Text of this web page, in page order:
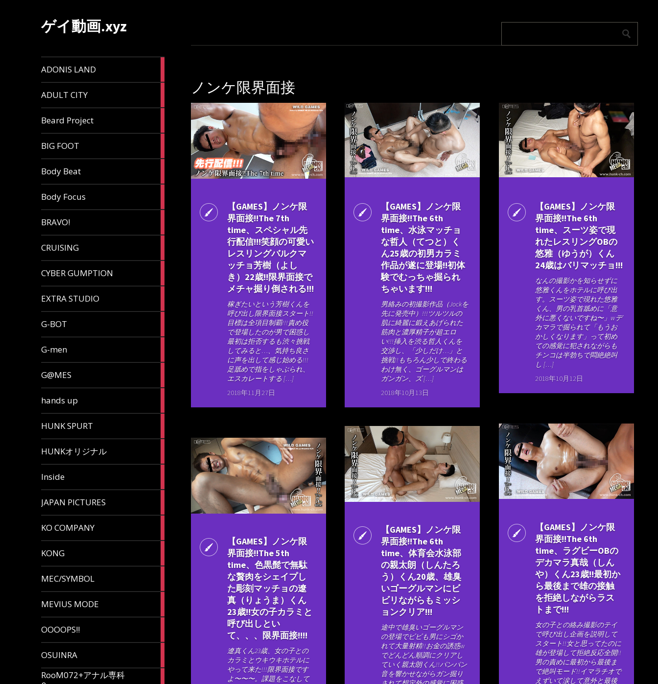
ゲイ動画.xyz
ADONIS LAND
ADULT CITY
Beard Project
BIG FOOT
Body Beat
Body Focus
BRAVO!
CRUISING
CYBER GUMPTION
EXTRA STUDIO
G-BOT
G-men
G@MES
hands up
HUNK SPURT
HUNKオリジナル
Inside
JAPAN PICTURES
KO COMPANY
KONG
MEC/SYMBOL
MEVIUS MODE
OOOOPS!!
OSUINRA
RooM072+アナル専科
ノンケ限界面接
【GAMES】ノンケ限
界面接!!The 7th
time、スペシャル先
行配信!!!笑顔の可愛い
レスリングバルクマ
ッチョ芳樹（よし
き）22歳!!限界面接で
メチャ掘り倒される!!!
稼ぎたいという芳樹くんを
呼び出し限界面接スタート!!
目標は全項目制覇!!!責め役
で登場したのが男で困惑し
最初は拒否するも渋々挑戦
してみると…、気持ち良さ
に声を出して感じ始める!!!
足舐めで指をしゃぶられ、
エスカレートする […]
2018年11月27日
【GAMES】ノンケ限
界面接!!The 6th
time、水泳マッチョ
な哲人（てつと）く
ん25歳の初男カラミ
作品が遂に登場!!初体
験でむっちゃ掘られ
ちゃいます!!!
男絡みの初撮影作品（Jockを
先に発売中）!!!ツルツルの
肌に綺麗に鍛えあげられた
筋肉と濃厚精子が超エロ
い!!!挿入を渋る哲人くんを
交渉し、「少しだけ…」と
挑戦!!もちろん少しで終わる
わけ無く、ゴーグルマンは
ガンガン、ズ […]
2018年10月13日
【GAMES】ノンケ限
界面接!!The 6th
time、スーツ姿で現
れたレスリングOBの
悠雅（ゆうが）くん
24歳はバリマッチョ!!!
なんの撮影かを知らせずに
悠雅くんをホテルに呼び出
す。スーツ姿で現れた悠雅
くん、男の乳首舐めに「意
外に悪くないですね〜」wデ
カマラで掘られて「もうお
かしくなります」って初め
ての感覚に犯されながらも
チンコは半勃ちで悶絶絶叫
し […]
2018年10月12日
【GAMES】ノンケ限
界面接!!The 6th
time、ラグビーOBの
デカマラ真哉（しん
や）くん23歳!!最初か
ら最後まで雄の接触
を拒絶しながらラス
トまで!!!
女の子との絡み撮影のテイ
で呼び出し企画を説明して
スタート!!女と思ってたのに
雄が登場して拒絶反応全開!!
男の責めに最初から最後ま
で絶叫モード!!イマラチオで
えずいて涙して意外と最後
【GAMES】ノンケ限
界面接!!The 6th
time、体育会水泳部
の親太朗（しんたろ
う）くん20歳、雄臭
いゴーグルマンにビ
ビリながらもミッシ
ョンクリア!!!
途中で雄臭いゴーグルマン
の登場でビビも男にシゴか
れて大量射精!!お金の誘惑w
でどんどん順調にクリアし
ていく親太朗くん!!パンパン
音を響かせながらガン掘り
【GAMES】ノンケ限
界面接!!The 5th
time、色黒髭で無駄
な贅肉をシェイプし
た彫刻マッチョの遼
真（りょうま）くん
23歳!!女の子カラミと
呼び出しとい
て、、、限界面接!!!!
遼真くん23歳、女の子との
カラミとウキウキホテルに
やって来た!!!限界面接です
よ〜〜〜。課題をこなして